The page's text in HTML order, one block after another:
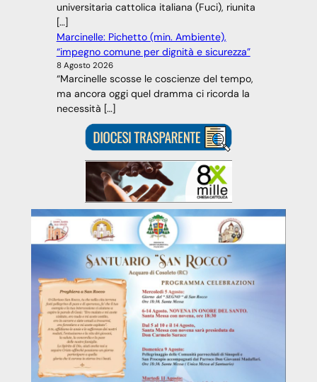
universitaria cattolica italiana (Fuci), riunita
[…]
Marcinelle: Pichetto (min. Ambiente),
“impegno comune per dignità e sicurezza”
8 Agosto 2026
“Marcinelle scosse le coscienze del tempo,
ma ancora oggi quel dramma ci ricorda la
necessità […]